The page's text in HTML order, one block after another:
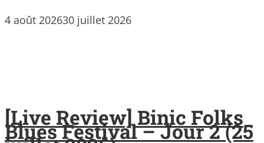
4 août 202630 juillet 2026
[Live Review] Binic Folks
Blues Festival – Jour 2 (25